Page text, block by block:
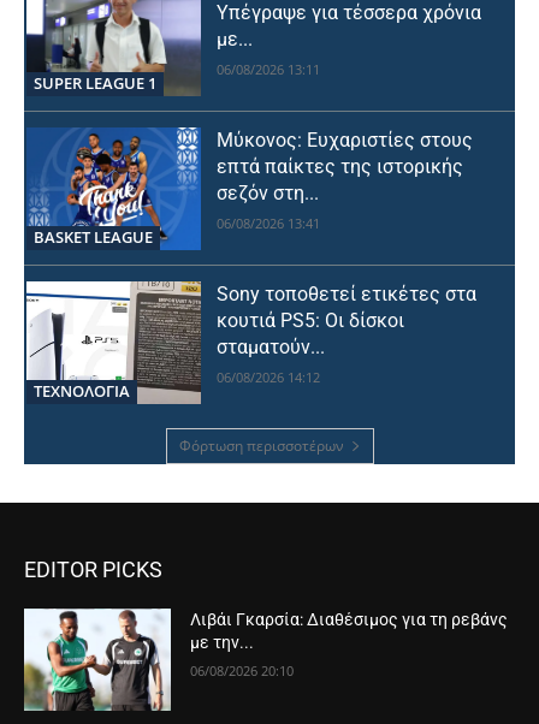
SUPER LEAGUE 1
Υπέγραψε για τέσσερα χρόνια
με...
06/08/2026 13:11
BASKET LEAGUE
Μύκονος: Ευχαριστίες στους
επτά παίκτες της ιστορικής
σεζόν στη...
06/08/2026 13:41
ΤΕΧΝΟΛΟΓΙΑ
Sony τοποθετεί ετικέτες στα
κουτιά PS5: Οι δίσκοι
σταματούν...
06/08/2026 14:12
Φόρτωση περισσοτέρων
EDITOR PICKS
Λιβάι Γκαρσία: Διαθέσιμος για τη ρεβάνς
με την...
06/08/2026 20:10